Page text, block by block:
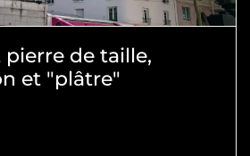
pierre de taille,
et "plâtre"